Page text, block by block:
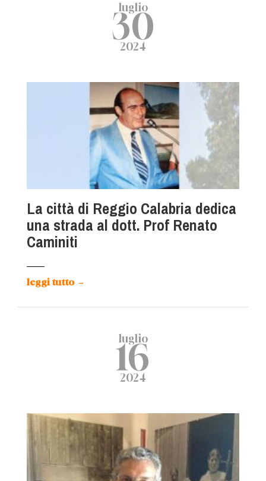
luglio
30
2024
La città di Reggio Calabria dedica
una strada al dott. Prof Renato
Caminiti
leggi tutto →
luglio
16
2024